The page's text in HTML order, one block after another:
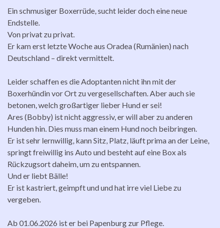
Ein schmusiger Boxerrüde, sucht leider doch eine neue
Endstelle.
Von privat zu privat.
Er kam erst letzte Woche aus Oradea (Rumänien) nach
Deutschland – direkt vermittelt.
Leider schaffen es die Adoptanten nicht ihn mit der
Boxerhündin vor Ort zu vergesellschaften. Aber auch sie
betonen, welch großartiger lieber Hund er sei!
Ares (Bobby) ist nicht aggressiv, er will aber zu anderen
Hunden hin. Dies muss man einem Hund noch beibringen.
Er ist sehr lernwillig, kann Sitz, Platz, läuft prima an der Leine,
springt freiwillig ins Auto und besteht auf eine Box als
Rückzugsort daheim, um zu entspannen.
Und er liebt Bälle!
Er ist kastriert, geimpft und und hat irre viel Liebe zu
vergeben.
Ab 01.06.2026 ist er bei Papenburg zur Pflege.